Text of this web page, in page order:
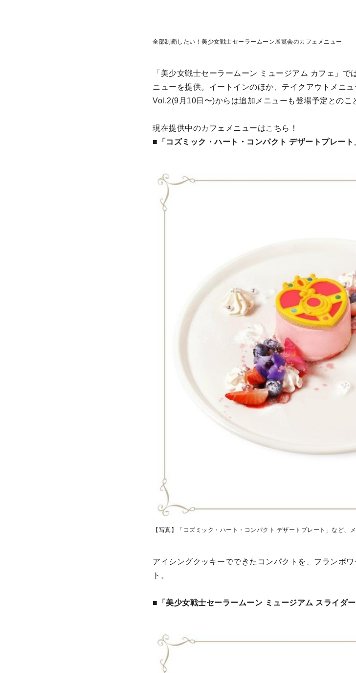
全部制覇したい！美少女戦士セーラームーン展覧会のカフェメニュー
「美少女戦士セーラームーン ミュージアム カフェ」
ニューを提供。イートインのほか、テイクアウトメニ
Vol.2(9月10日〜)からは追加メニューも登場予定とのこ
現在提供中のカフェメニューはこちら！
■「コズミック・ハート・コンパクト デザートプレー
【写真】「コズミック・ハート・コンパクト デザートプレート」など、
アイシングクッキーでできたコンパクトを、フランボ
ト。
■「美少女戦士セーラームーン ミュージアム スライダ